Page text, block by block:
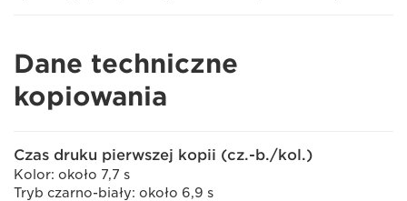
Dane techniczne
kopiowania
Czas druku pierwszej kopii (cz.-b./kol.)
Kolor: około 7,7 s
Tryb czarno-biały: około 6,9 s